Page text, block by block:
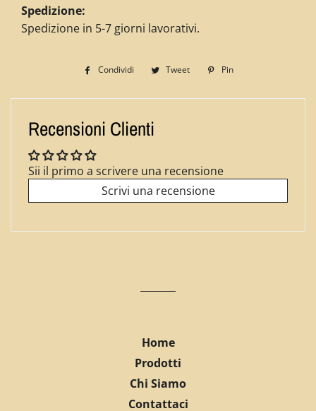
Spedizione:
Spedizione in 5-7 giorni lavorativi.
Condividi
Condividi
Facebook
Tweet
Twitta
Twitter
Pin
Pinterest
Recensioni Clienti
Sii il primo a scrivere una recensione
Scrivi una recensione
Home
Prodotti
Chi Siamo
Contattaci